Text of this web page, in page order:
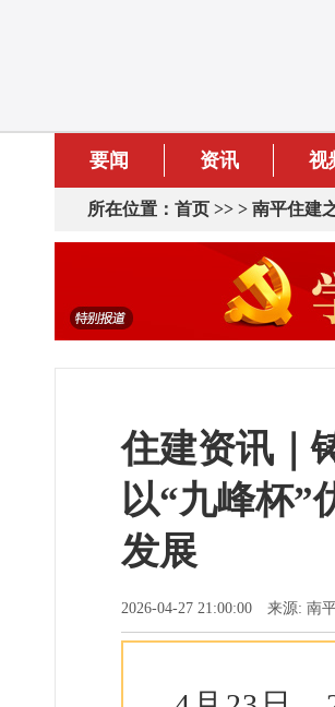
要闻 资讯 视
所在位置： 首页 >> > 南平住建
住建资讯｜
以“九峰杯”
发展
2026-04-27 21:00:00 来源: 南